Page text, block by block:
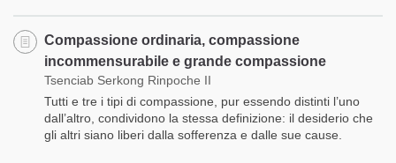
Compassione ordinaria, compassione
incommensurabile e grande compassione
Tsenciab Serkong Rinpoche II
Tutti e tre i tipi di compassione, pur essendo distinti l’uno
dall’altro, condividono la stessa definizione: il desiderio che
gli altri siano liberi dalla sofferenza e dalle sue cause.